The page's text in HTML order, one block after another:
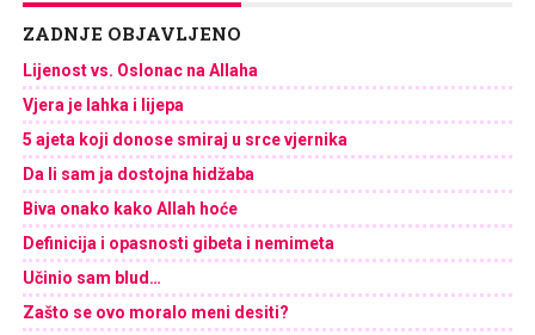
ZADNJE OBJAVLJENO
Lijenost vs. Oslonac na Allaha
Vjera je lahka i lijepa
5 ajeta koji donose smiraj u srce vjernika
Da li sam ja dostojna hidžaba
Biva onako kako Allah hoće
Definicija i opasnosti gibeta i nemimeta
Učinio sam blud…
Zašto se ovo moralo meni desiti?